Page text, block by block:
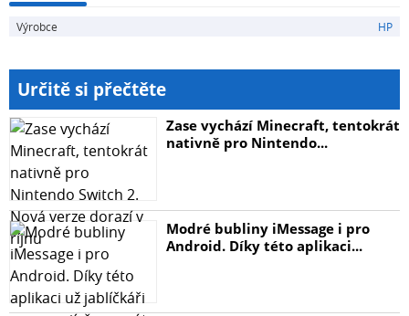
Výrobce HP
Určitě si přečtěte
Zase vychází Minecraft, tentokrát
nativně pro Nintendo...
Modré bubliny iMessage i pro
Android. Díky této aplikaci...